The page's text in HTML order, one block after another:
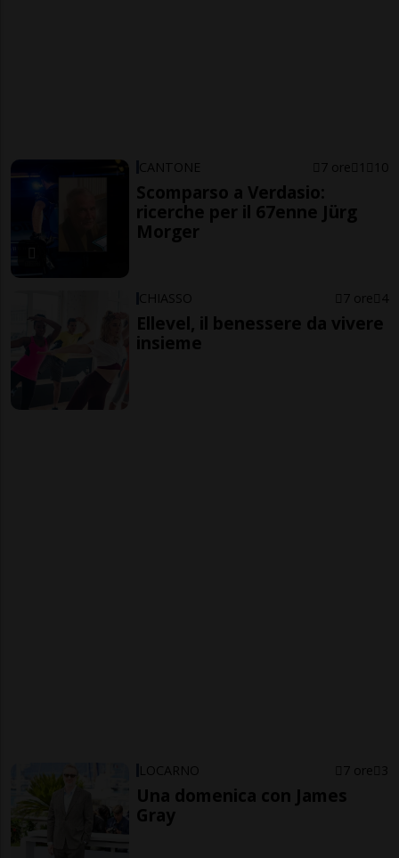
CANTONE 7 ore 1 10
Scomparso a Verdasio:
ricerche per il 67enne Jürg
Morger
CHIASSO 7 ore 4
Ellevel, il benessere da vivere
insieme
LOCARNO 7 ore 3
Una domenica con James
Gray